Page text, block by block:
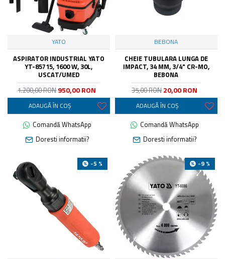
YATO
ASPIRATOR INDUSTRIAL YATO
YT-85715, 1600 W, 30L,
USCAT/UMED
1.200,00 RON950,00 RON
ADAUGĂ ÎN COŞ
Comandă WhatsApp
Doresti informatii?
BEBONA
CHEIE TUBULARA LUNGA DE
IMPACT, 34 MM, 3/4" CR-MO,
BEBONA
35,00 RON 20,00 RON
ADAUGĂ ÎN COŞ
Comandă WhatsApp
Doresti informatii?
-5 % -9 %